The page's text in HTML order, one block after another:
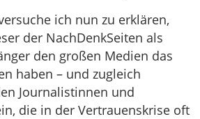
ich nun zu erklären,
der NachDenkSeiten als
den großen Medien das
haben – und zugleich
Journalistinnen und
die in der Vertrauenskrise oft